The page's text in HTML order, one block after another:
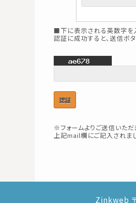
■下に表示される英数字を
認証に成功すると、送信ボ
※フォームよりご送信いた
上記mail欄にご記入されま
Zinkweb